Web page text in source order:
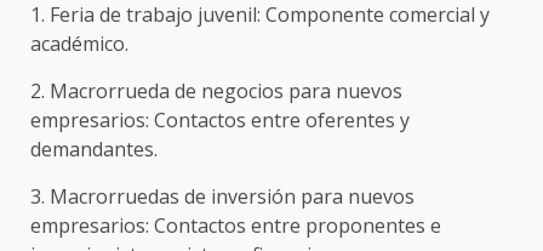
1. Feria de trabajo juvenil: Componente comercial y
académico.
2. Macrorrueda de negocios para nuevos
empresarios: Contactos entre oferentes y
demandantes.
3. Macrorruedas de inversión para nuevos
empresarios: Contactos entre proponentes e